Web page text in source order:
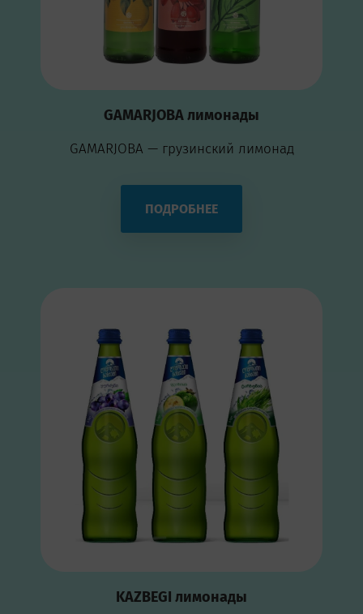
GAMARJOBA лимонады
GAMARJOBA — грузинский лимонад
ПОДРОБНЕЕ
KAZBEGI лимонады